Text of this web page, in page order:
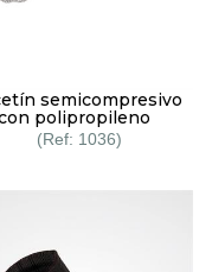
semicompresivo
polipropileno
1036